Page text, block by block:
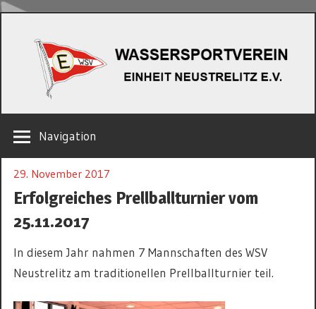
springen
NEUSTRELITZ
E.V.
Navigation
29. November 2017
Erfolgreiches Prellballturnier vom
25.11.2017
In diesem Jahr nahmen 7 Mannschaften des WSV
Neustrelitz am traditionellen Prellballturnier teil.